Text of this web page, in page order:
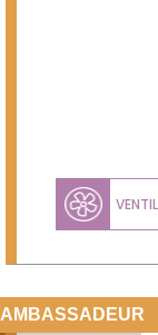
AMBASSADEUR